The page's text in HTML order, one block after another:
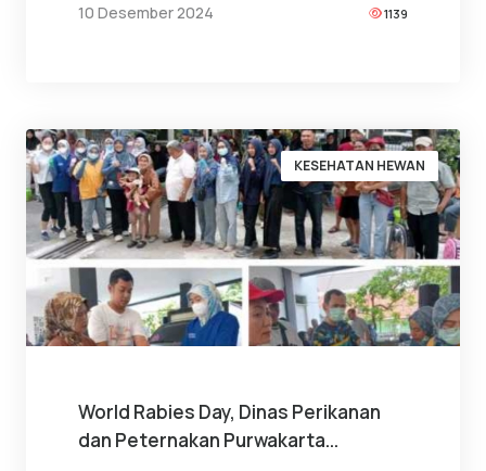
10 Desember 2024
1139
KESEHATAN HEWAN
World Rabies Day, Dinas Perikanan
dan Peternakan Purwakarta...